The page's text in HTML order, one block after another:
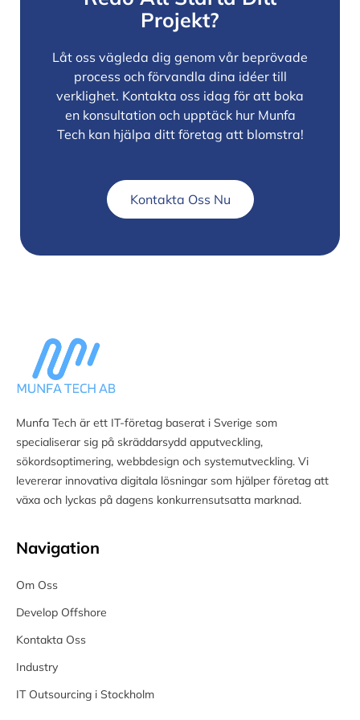
Projekt?
Låt oss vägleda dig genom vår beprövade
process och förvandla dina idéer till
verklighet. Kontakta oss idag för att boka
en konsultation och upptäck hur Munfa
Tech kan hjälpa ditt företag att blomstra!
Kontakta Oss Nu
Munfa Tech är ett IT-företag baserat i Sverige som
specialiserar sig på skräddarsydd apputveckling,
sökordsoptimering, webbdesign och systemutveckling. Vi
levererar innovativa digitala lösningar som hjälper företag att
växa och lyckas på dagens konkurrensutsatta marknad.
Navigation
Om Oss
Develop Offshore
Kontakta Oss
Industry
IT Outsourcing i Stockholm